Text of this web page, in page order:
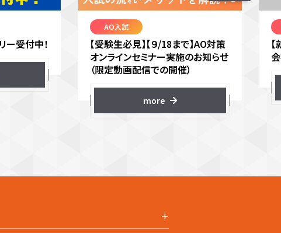
ー受付中！
AO入試
【受験生必見】【９/18まで】AO対策
オンラインセミナー実施のお知らせ
（限定動画配信での開催）
more
+